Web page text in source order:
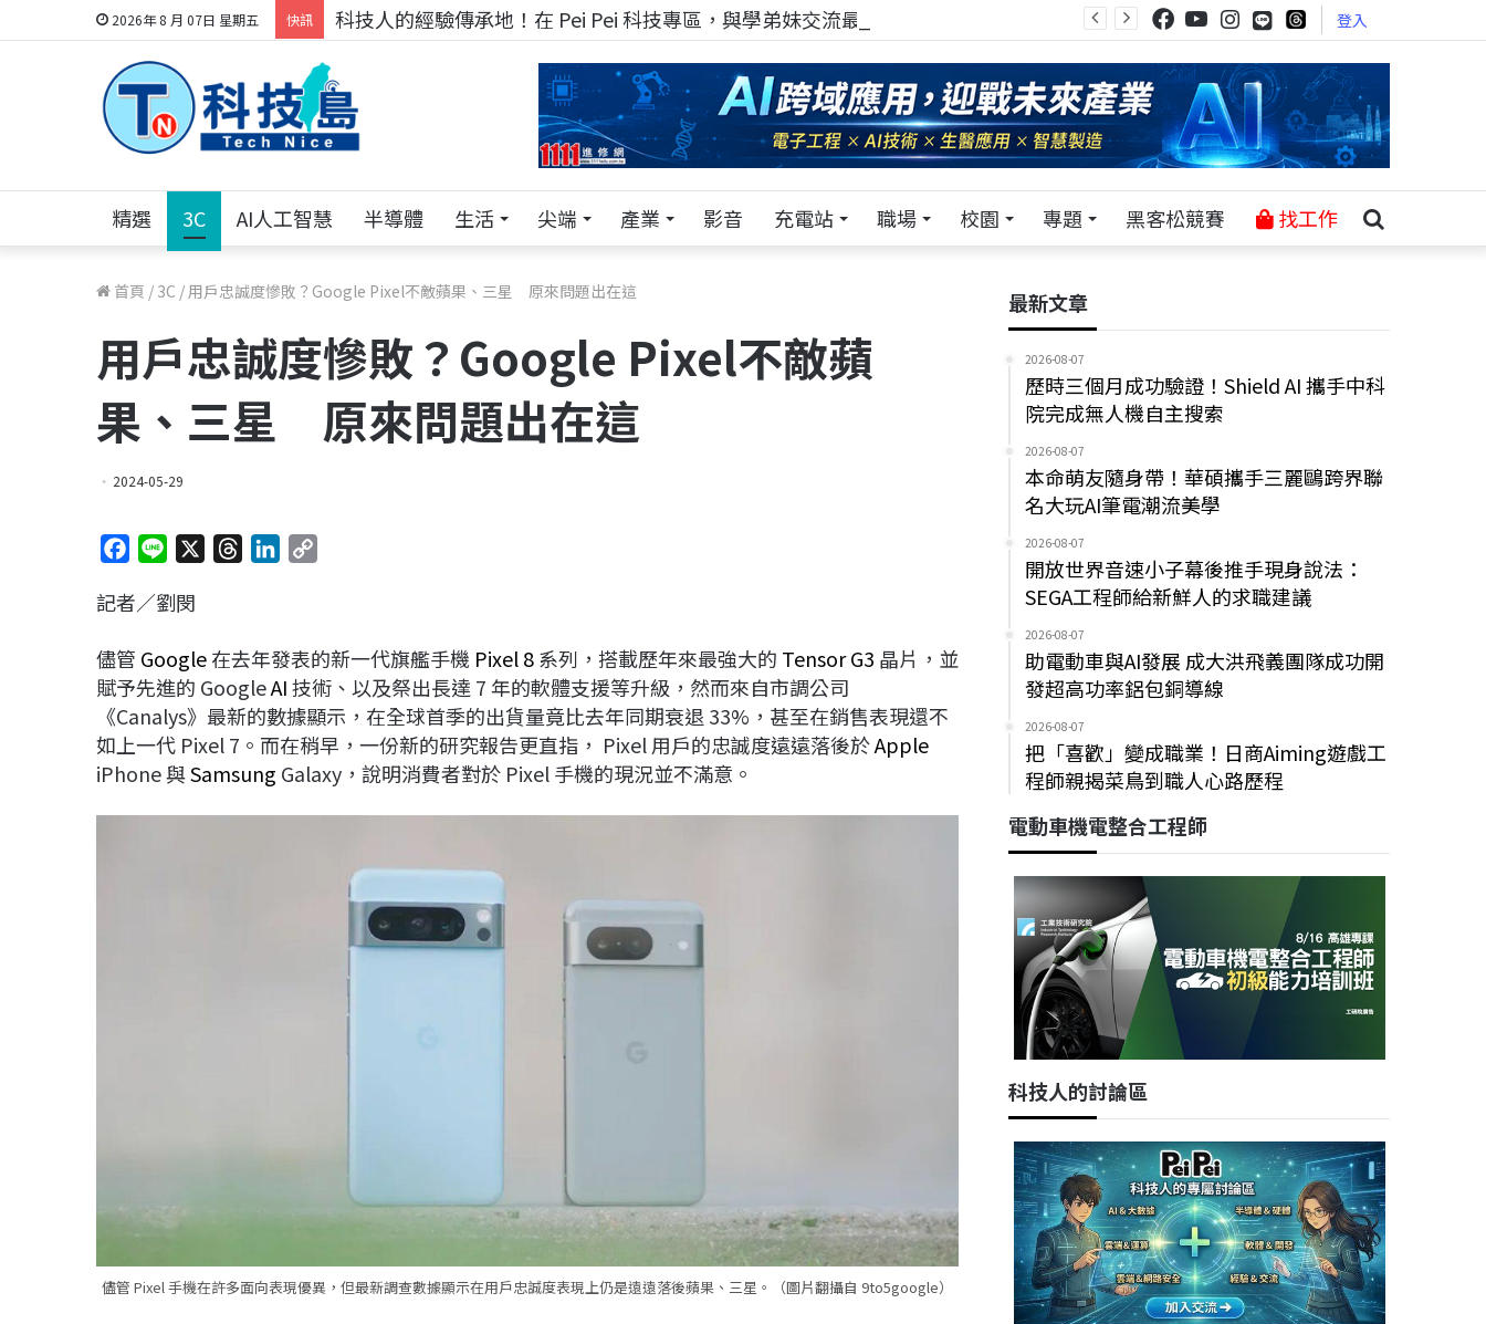
2026年 8 月 07日 星期五 快訊 科技人的經驗傳承地！在 Pei Pei 科技專區，與學弟妹交流最硬核的技術 登入
精選 3C AI人工智慧 半導體 生活 尖端 產業 影音 充電站 職場 校園 專題 黑客松競賽 找工作
首頁 / 3C /用戶忠誠度慘敗？Google Pixel不敵蘋果、三星 原來問題出在這
用戶忠誠度慘敗？Google Pixel不敵蘋
果、三星 原來問題出在這
2024-05-29
c
b
o
o
k
n
a
d
s
e
d
I
n
L
i
n
k
記者／劉閔
儘管 Google在去年發表的新一代旗艦手機 Pixel 8系列，搭載歷年來最強大的 Tensor G3 晶片，並
賦予先進的 GoogleAI技術、以及祭出長達 7 年的軟體支援等升級，然而來自市調公司
《Canalys》最新的數據顯示，在全球首季的出貨量竟比去年同期衰退 33%，甚至在銷售表現還不
如上一代 Pixel 7。而在稍早，一份新的研究報告更直指， Pixel 用戶的忠誠度遠遠落後於Apple
iPhone 與Samsung Galaxy，說明消費者對於 Pixel 手機的現況並不滿意。
儘管 Pixel 手機在許多面向表現優異，但最新調查數據顯示在用戶忠誠度表現上仍是遠遠落後蘋果、三星。（圖片翻攝自 9to5google）
最新文章
2026-08-07
歷時三個月成功驗證！Shield AI 攜手中科
院完成無人機自主搜索
2026-08-07
本命萌友隨身帶！華碩攜手三麗鷗跨界聯
名大玩AI筆電潮流美學
2026-08-07
開放世界音速小子幕後推手現身說法：
SEGA工程師給新鮮人的求職建議
2026-08-07
助電動車與AI發展 成大洪飛義團隊成功開
發超高功率鋁包銅導線
2026-08-07
把「喜歡」變成職業！日商Aiming遊戲工
程師親揭菜鳥到職人心路歷程
電動車機電整合工程師
科技人的討論區